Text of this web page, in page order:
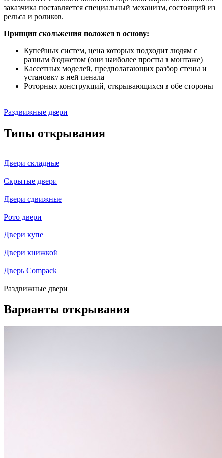
заказчика поставляется специальный механизм, состоящий из
рельса и роликов.
Принцип скольжения положен в основу:
Купейных систем, цена которых подходит людям с
разным бюджетом (они наиболее просты в монтаже)
Кассетных моделей, предполагающих разбор стены и
установку в ней пенала
Роторных конструкций, открывающихся в обе стороны
Раздвижные двери
Типы открывания
Двери складные
Скрытые двери
Двери сдвижные
Рото двери
Двери купе
Двери книжкой
Дверь Compack
Раздвижные двери
Варианты открывания